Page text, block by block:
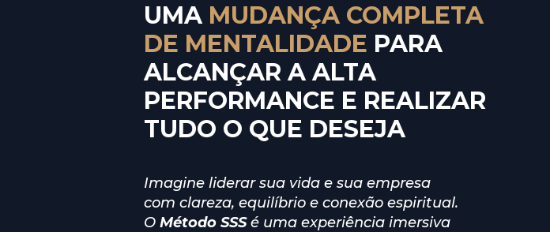
UMA MUDANÇA COMPLETA
DE MENTALIDADE PARA
ALCANÇAR A ALTA
PERFORMANCE E REALIZAR
TUDO O QUE DESEJA
Imagine liderar sua vida e sua empresa
com clareza, equilíbrio e conexão espiritual.
O Método SSS é uma experiência imersiva